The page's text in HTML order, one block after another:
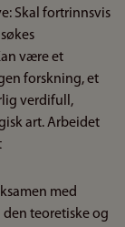
Skal fortrinnsvis
være et
forskning, et
verdifull,
art. Arbeidet
med
den teoretiske og